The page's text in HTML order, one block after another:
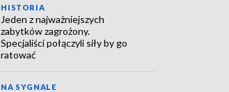
HISTORIA
Jeden z najważniejszych
zabytków zagrożony.
Specjaliści połączyli siły by go
ratować
NA SYGNALE